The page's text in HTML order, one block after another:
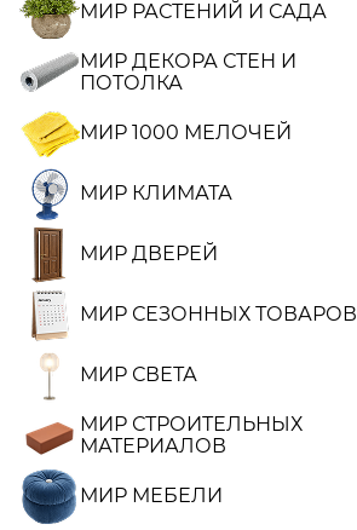
МИР РАСТЕНИЙ И САДА
МИР ДЕКОРА СТЕН И
ПОТОЛКА
МИР 1000 МЕЛОЧЕЙ
МИР КЛИМАТА
МИР ДВЕРЕЙ
МИР СЕЗОННЫХ ТОВАРОВ
МИР СВЕТА
МИР СТРОИТЕЛЬНЫХ
МАТЕРИАЛОВ
МИР МЕБЕЛИ